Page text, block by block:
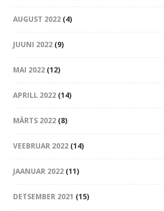
AUGUST 2022 (4)
JUUNI 2022 (9)
MAI 2022 (12)
APRILL 2022 (14)
MÄRTS 2022 (8)
VEEBRUAR 2022 (14)
JAANUAR 2022 (11)
DETSEMBER 2021 (15)